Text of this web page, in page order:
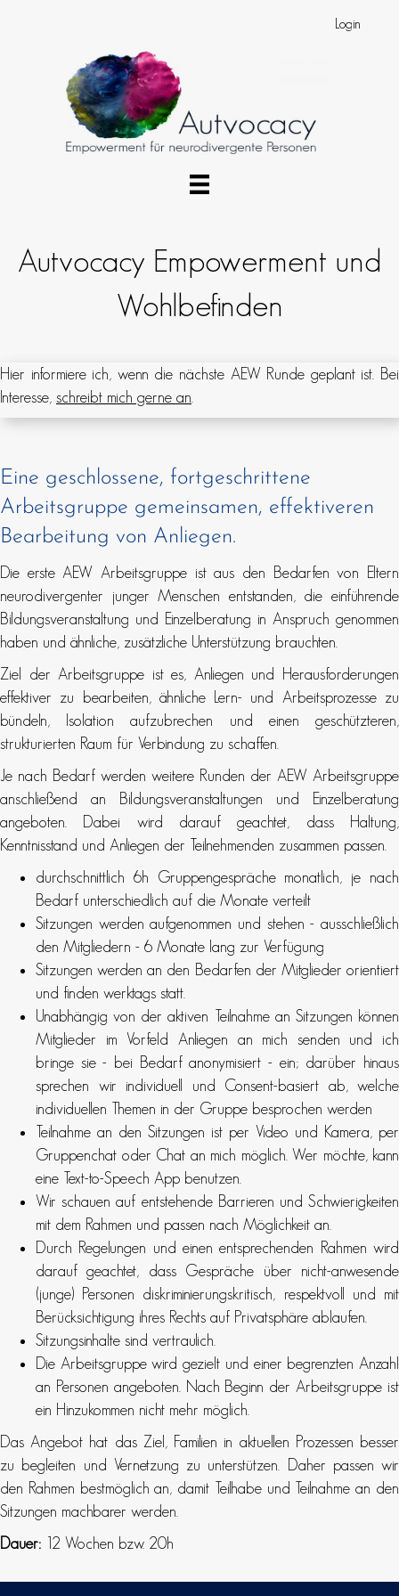
Login
Autvocacy Empowerment und
Wohlbefinden
Hier informiere ich, wenn die nächste AEW Runde geplant ist. Bei
Interesse, schreibt mich gerne an.
Eine geschlossene, fortgeschrittene
Arbeitsgruppe gemeinsamen, effektiveren
Bearbeitung von Anliegen.
Die erste AEW Arbeitsgruppe ist aus den Bedarfen von Eltern
neurodivergenter junger Menschen entstanden, die einführende
Bildungsveranstaltung und Einzelberatung in Anspruch genommen
haben und ähnliche, zusätzliche Unterstützung brauchten.
Ziel der Arbeitsgruppe ist es, Anliegen und Herausforderungen
effektiver zu bearbeiten, ähnliche Lern- und Arbeitsprozesse zu
bündeln, Isolation aufzubrechen und einen geschützteren,
strukturierten Raum für Verbindung zu schaffen.
Je nach Bedarf werden weitere Runden der AEW Arbeitsgruppe
anschließend an Bildungsveranstaltungen und Einzelberatung
angeboten. Dabei wird darauf geachtet, dass Haltung,
Kenntnisstand und Anliegen der Teilnehmenden zusammen passen.
durchschnittlich 6h Gruppengespräche monatlich, je nach
Bedarf unterschiedlich auf die Monate verteilt
Sitzungen werden aufgenommen und stehen - ausschließlich
den Mitgliedern - 6 Monate lang zur Verfügung
Sitzungen werden an den Bedarfen der Mitglieder orientiert
und finden werktags statt.
Unabhängig von der aktiven Teilnahme an Sitzungen können
Mitglieder im Vorfeld Anliegen an mich senden und ich
bringe sie - bei Bedarf anonymisiert - ein; darüber hinaus
sprechen wir individuell und Consent-basiert ab, welche
individuellen Themen in der Gruppe besprochen werden
Teilnahme an den Sitzungen ist per Video und Kamera, per
Gruppenchat oder Chat an mich möglich. Wer möchte, kann
eine Text-to-Speech App benutzen.
Wir schauen auf entstehende Barrieren und Schwierigkeiten
mit dem Rahmen und passen nach Möglichkeit an.
Durch Regelungen und einen entsprechenden Rahmen wird
darauf geachtet, dass Gespräche über nicht-anwesende
(junge) Personen diskriminierungskritisch, respektvoll und mit
Berücksichtigung ihres Rechts auf Privatsphäre ablaufen.
Sitzungsinhalte sind vertraulich.
Die Arbeitsgruppe wird gezielt und einer begrenzten Anzahl
an Personen angeboten. Nach Beginn der Arbeitsgruppe ist
ein Hinzukommen nicht mehr möglich.
Das Angebot hat das Ziel, Familien in aktuellen Prozessen besser
zu begleiten und Vernetzung zu unterstützen. Daher passen wir
den Rahmen bestmöglich an, damit Teilhabe und Teilnahme an den
Sitzungen machbarer werden.
Dauer: 12 Wochen bzw. 20h